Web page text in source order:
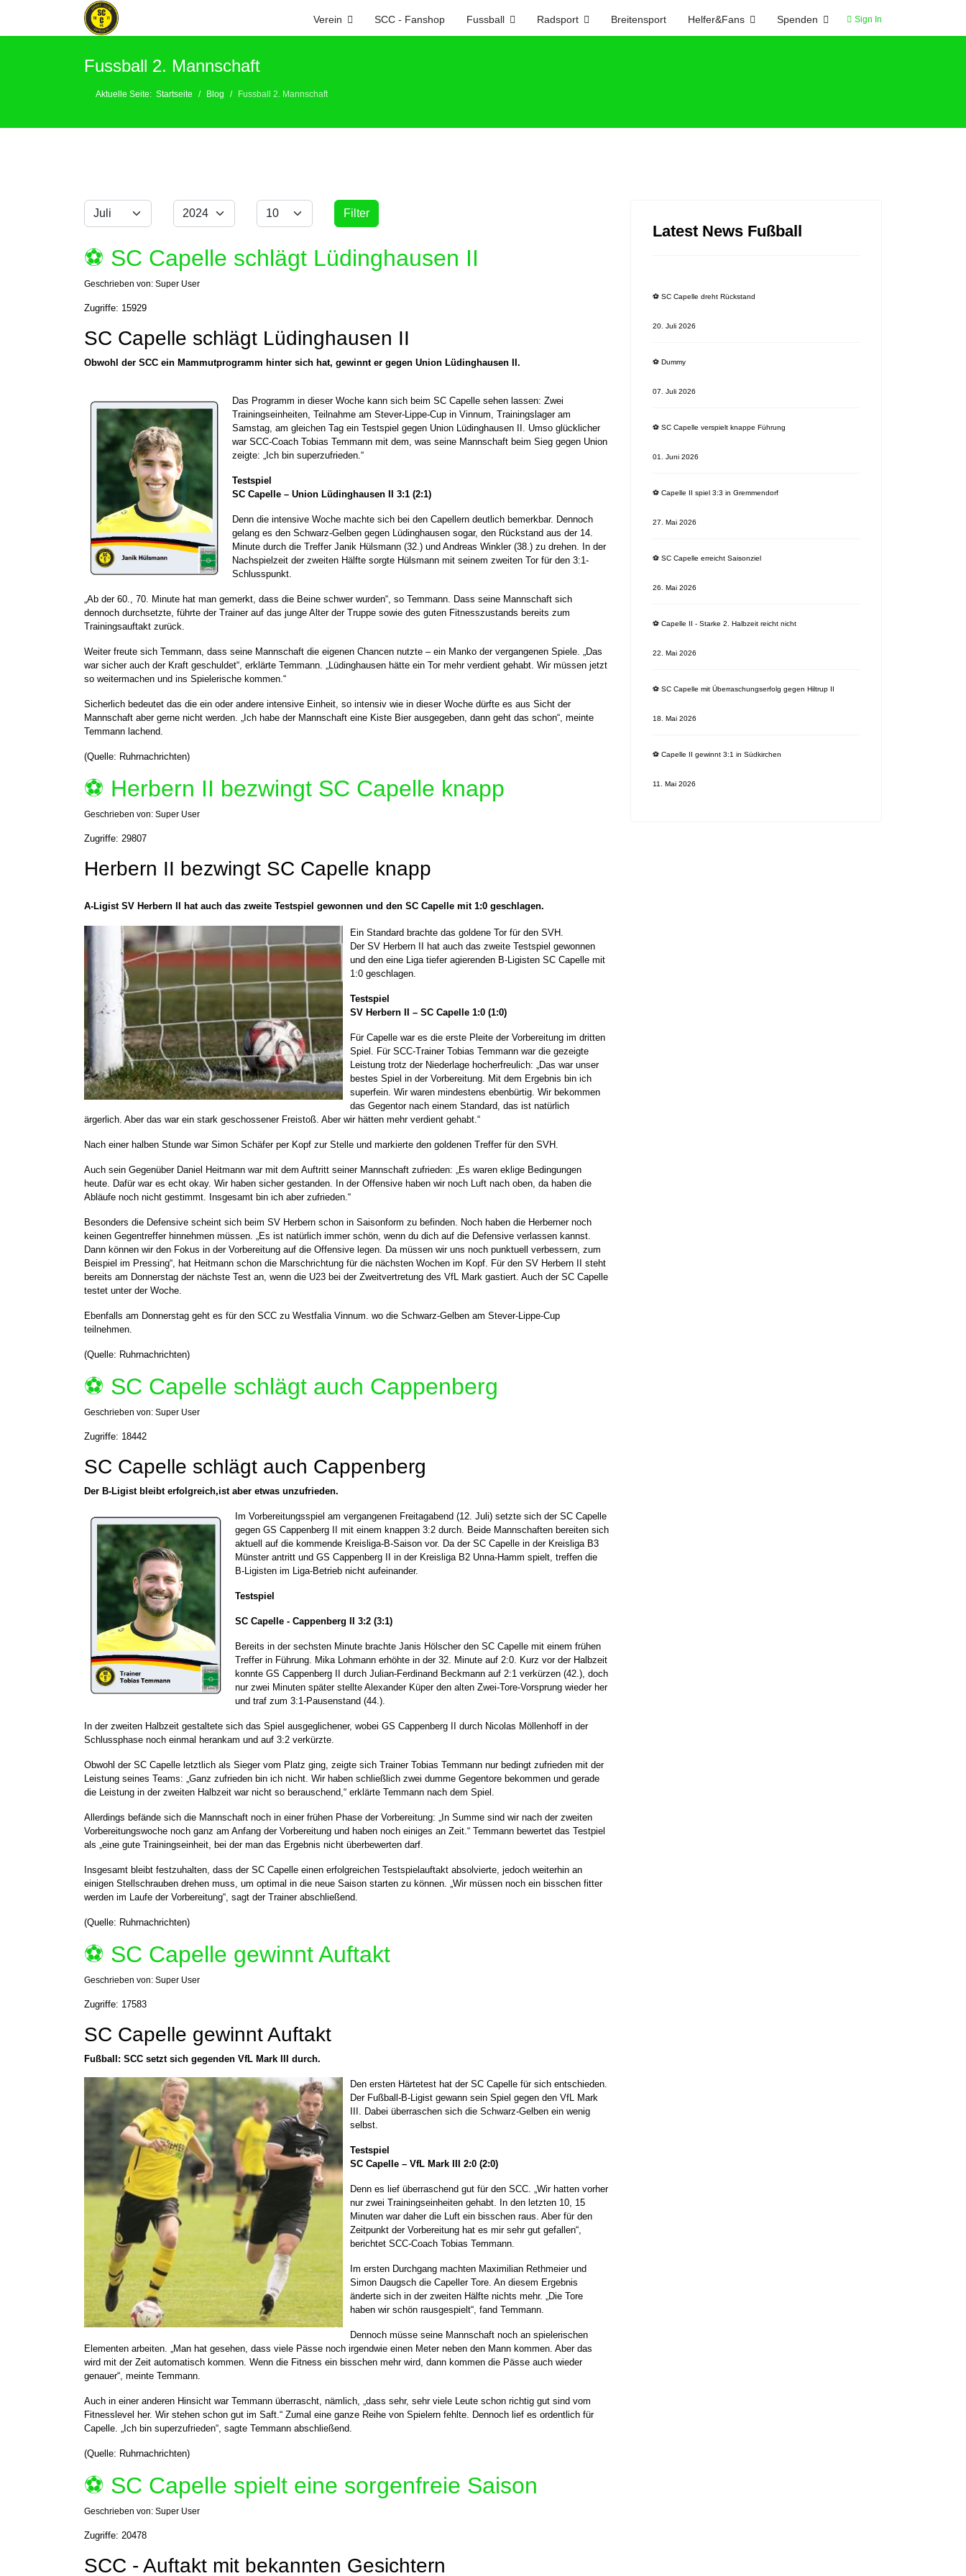
Verein SCC - Fanshop Fussball Radsport Breitensport Helfer&Fans Spenden Sign In
Fussball 2. Mannschaft
Aktuelle Seite: Startseite Blog Fussball 2. Mannschaft
Filter
Monat Jahr Anzeige #
Filter
⚽️ SC Capelle schlägt Lüdinghausen II
Geschrieben von: Super User
Zugriffe: 15929
SC Capelle schlägt Lüdinghausen II
Obwohl der SCC ein Mammutprogramm hinter sich hat, gewinnt er gegen Union Lüdinghausen II.
Das Programm in dieser Woche kann sich beim SC Capelle sehen lassen: Zwei
Trainingseinheiten, Teilnahme am Stever-Lippe-Cup in Vinnum, Trainingslager am
Samstag, am gleichen Tag ein Testspiel gegen Union Lüdinghausen II. Umso glücklicher
war SCC-Coach Tobias Temmann mit dem, was seine Mannschaft beim Sieg gegen Union
zeigte: „Ich bin superzufrieden.“
Testspiel
SC Capelle – Union Lüdinghausen II 3:1 (2:1)
Denn die intensive Woche machte sich bei den Capellern deutlich bemerkbar. Dennoch
gelang es den Schwarz-Gelben gegen Lüdinghausen sogar, den Rückstand aus der 14.
Minute durch die Treffer Janik Hülsmann (32.) und Andreas Winkler (38.) zu drehen. In der
Nachspielzeit der zweiten Hälfte sorgte Hülsmann mit seinem zweiten Tor für den 3:1-
Schlusspunkt.
„Ab der 60., 70. Minute hat man gemerkt, dass die Beine schwer wurden“, so Temmann. Dass seine Mannschaft sich
dennoch durchsetzte, führte der Trainer auf das junge Alter der Truppe sowie des guten Fitnesszustands bereits zum
Trainingsauftakt zurück.
Weiter freute sich Temmann, dass seine Mannschaft die eigenen Chancen nutzte – ein Manko der vergangenen Spiele. „Das
war sicher auch der Kraft geschuldet“, erklärte Temmann. „Lüdinghausen hätte ein Tor mehr verdient gehabt. Wir müssen jetzt
so weitermachen und ins Spielerische kommen.“
Sicherlich bedeutet das die ein oder andere intensive Einheit, so intensiv wie in dieser Woche dürfte es aus Sicht der
Mannschaft aber gerne nicht werden. „Ich habe der Mannschaft eine Kiste Bier ausgegeben, dann geht das schon“, meinte
Temmann lachend.
(Quelle: Ruhrnachrichten)
⚽️ Herbern II bezwingt SC Capelle knapp
Geschrieben von: Super User
Zugriffe: 29807
Herbern II bezwingt SC Capelle knapp
A-Ligist SV Herbern II hat auch das zweite Testspiel gewonnen und den SC Capelle mit 1:0 geschlagen.
Ein Standard brachte das goldene Tor für den SVH.
Der SV Herbern II hat auch das zweite Testspiel gewonnen
und den eine Liga tiefer agierenden B-Ligisten SC Capelle mit
1:0 geschlagen.
Testspiel
SV Herbern II – SC Capelle 1:0 (1:0)
Für Capelle war es die erste Pleite der Vorbereitung im dritten
Spiel. Für SCC-Trainer Tobias Temmann war die gezeigte
Leistung trotz der Niederlage hocherfreulich: „Das war unser
bestes Spiel in der Vorbereitung. Mit dem Ergebnis bin ich
superfein. Wir waren mindestens ebenbürtig. Wir bekommen
das Gegentor nach einem Standard, das ist natürlich
ärgerlich. Aber das war ein stark geschossener Freistoß. Aber wir hätten mehr verdient gehabt.“
Nach einer halben Stunde war Simon Schäfer per Kopf zur Stelle und markierte den goldenen Treffer für den SVH.
Auch sein Gegenüber Daniel Heitmann war mit dem Auftritt seiner Mannschaft zufrieden: „Es waren eklige Bedingungen
heute. Dafür war es echt okay. Wir haben sicher gestanden. In der Offensive haben wir noch Luft nach oben, da haben die
Abläufe noch nicht gestimmt. Insgesamt bin ich aber zufrieden.“
Besonders die Defensive scheint sich beim SV Herbern schon in Saisonform zu befinden. Noch haben die Herberner noch
keinen Gegentreffer hinnehmen müssen. „Es ist natürlich immer schön, wenn du dich auf die Defensive verlassen kannst.
Dann können wir den Fokus in der Vorbereitung auf die Offensive legen. Da müssen wir uns noch punktuell verbessern, zum
Beispiel im Pressing“, hat Heitmann schon die Marschrichtung für die nächsten Wochen im Kopf. Für den SV Herbern II steht
bereits am Donnerstag der nächste Test an, wenn die U23 bei der Zweitvertretung des VfL Mark gastiert. Auch der SC Capelle
testet unter der Woche.
Ebenfalls am Donnerstag geht es für den SCC zu Westfalia Vinnum. wo die Schwarz-Gelben am Stever-Lippe-Cup
teilnehmen.
(Quelle: Ruhrnachrichten)
⚽️ SC Capelle schlägt auch Cappenberg
Geschrieben von: Super User
Zugriffe: 18442
SC Capelle schlägt auch Cappenberg
Der B-Ligist bleibt erfolgreich,ist aber etwas unzufrieden.
Im Vorbereitungsspiel am vergangenen Freitagabend (12. Juli) setzte sich der SC Capelle
gegen GS Cappenberg II mit einem knappen 3:2 durch. Beide Mannschaften bereiten sich
aktuell auf die kommende Kreisliga-B-Saison vor. Da der SC Capelle in der Kreisliga B3
Münster antritt und GS Cappenberg II in der Kreisliga B2 Unna-Hamm spielt, treffen die
B-Ligisten im Liga-Betrieb nicht aufeinander.
Testspiel
SC Capelle - Cappenberg II 3:2 (3:1)
Bereits in der sechsten Minute brachte Janis Hölscher den SC Capelle mit einem frühen
Treffer in Führung. Mika Lohmann erhöhte in der 32. Minute auf 2:0. Kurz vor der Halbzeit
konnte GS Cappenberg II durch Julian-Ferdinand Beckmann auf 2:1 verkürzen (42.), doch
nur zwei Minuten später stellte Alexander Küper den alten Zwei-Tore-Vorsprung wieder her
und traf zum 3:1-Pausenstand (44.).
In der zweiten Halbzeit gestaltete sich das Spiel ausgeglichener, wobei GS Cappenberg II durch Nicolas Möllenhoff in der
Schlussphase noch einmal herankam und auf 3:2 verkürzte.
Obwohl der SC Capelle letztlich als Sieger vom Platz ging, zeigte sich Trainer Tobias Temmann nur bedingt zufrieden mit der
Leistung seines Teams: „Ganz zufrieden bin ich nicht. Wir haben schließlich zwei dumme Gegentore bekommen und gerade
die Leistung in der zweiten Halbzeit war nicht so berauschend,“ erklärte Temmann nach dem Spiel.
Allerdings befände sich die Mannschaft noch in einer frühen Phase der Vorbereitung: „In Summe sind wir nach der zweiten
Vorbereitungswoche noch ganz am Anfang der Vorbereitung und haben noch einiges an Zeit.“ Temmann bewertet das Testpiel
als „eine gute Trainingseinheit, bei der man das Ergebnis nicht überbewerten darf.
Insgesamt bleibt festzuhalten, dass der SC Capelle einen erfolgreichen Testspielauftakt absolvierte, jedoch weiterhin an
einigen Stellschrauben drehen muss, um optimal in die neue Saison starten zu können. „Wir müssen noch ein bisschen fitter
werden im Laufe der Vorbereitung“, sagt der Trainer abschließend.
(Quelle: Ruhrnachrichten)
⚽️ SC Capelle gewinnt Auftakt
Geschrieben von: Super User
Zugriffe: 17583
SC Capelle gewinnt Auftakt
Fußball: SCC setzt sich gegenden VfL Mark III durch.
Den ersten Härtetest hat der SC Capelle für sich entschieden.
Der Fußball-B-Ligist gewann sein Spiel gegen den VfL Mark
III. Dabei überraschen sich die Schwarz-Gelben ein wenig
selbst.
Testspiel
SC Capelle – VfL Mark III 2:0 (2:0)
Denn es lief überraschend gut für den SCC. „Wir hatten vorher
nur zwei Trainingseinheiten gehabt. In den letzten 10, 15
Minuten war daher die Luft ein bisschen raus. Aber für den
Zeitpunkt der Vorbereitung hat es mir sehr gut gefallen“,
berichtet SCC-Coach Tobias Temmann.
Im ersten Durchgang machten Maximilian Rethmeier und
Simon Daugsch die Capeller Tore. An diesem Ergebnis
änderte sich in der zweiten Hälfte nichts mehr. „Die Tore
haben wir schön rausgespielt“, fand Temmann.
Dennoch müsse seine Mannschaft noch an spielerischen
Elementen arbeiten. „Man hat gesehen, dass viele Pässe noch irgendwie einen Meter neben den Mann kommen. Aber das
wird mit der Zeit automatisch kommen. Wenn die Fitness ein bisschen mehr wird, dann kommen die Pässe auch wieder
genauer“, meinte Temmann.
Auch in einer anderen Hinsicht war Temmann überrascht, nämlich, „dass sehr, sehr viele Leute schon richtig gut sind vom
Fitnesslevel her. Wir stehen schon gut im Saft.“ Zumal eine ganze Reihe von Spielern fehlte. Dennoch lief es ordentlich für
Capelle. „Ich bin superzufrieden“, sagte Temmann abschließend.
(Quelle: Ruhrnachrichten)
⚽️ SC Capelle spielt eine sorgenfreie Saison
Geschrieben von: Super User
Zugriffe: 20478
SCC - Auftakt mit bekannten Gesichtern
Latest News Fußball
⚽️ SC Capelle dreht Rückstand
20. Juli 2026
⚽️ Dummy
07. Juli 2026
⚽️ SC Capelle verspielt knappe Führung
01. Juni 2026
⚽️ Capelle II spiel 3:3 in Gremmendorf
27. Mai 2026
⚽️ SC Capelle erreicht Saisonziel
26. Mai 2026
⚽️ Capelle II - Starke 2. Halbzeit reicht nicht
22. Mai 2026
⚽️ SC Capelle mit Überraschungserfolg gegen Hiltrup II
18. Mai 2026
⚽️ Capelle II gewinnt 3:1 in Südkirchen
11. Mai 2026